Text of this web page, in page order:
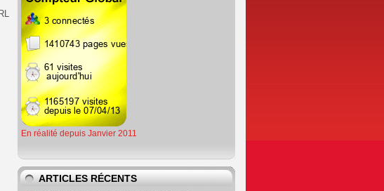
En réalité depuis Janvier 2011
ARTICLES RÉCENTS